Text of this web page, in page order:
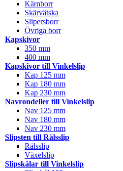
Kärnborr
Skärvätska
Slipersborr
Övriga borr
Kapskivor
350 mm
400 mm
Kapskivor till Vinkelslip
Kap 125 mm
Kap 180 mm
Kap 230 mm
Navrondeller till Vinkelslip
Nav 125 mm
Nav 180 mm
Nav 230 mm
Slipsten till Rälsslip
Rälsslip
Växelslip
Slipskålar till Vinkelslip